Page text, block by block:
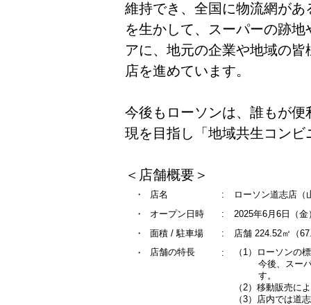
維持でき、全国に物流網が
を生かして、スーパーの跡
アに、地元の企業や地域の皆
店を進めています。
今後もローソンは、誰もが
現を目指し「地域共生コン
＜店舗概要＞
・ 店名 :
ローソン道志店（
・
オープン日時 :
2025年6月6日（
・
面積 / 駐車場 :
店舗 224.52㎡（
・
店舗の特長 :
（1）ローソンの
今後、スー
す。
（2）移動販売に
（3）店内では道